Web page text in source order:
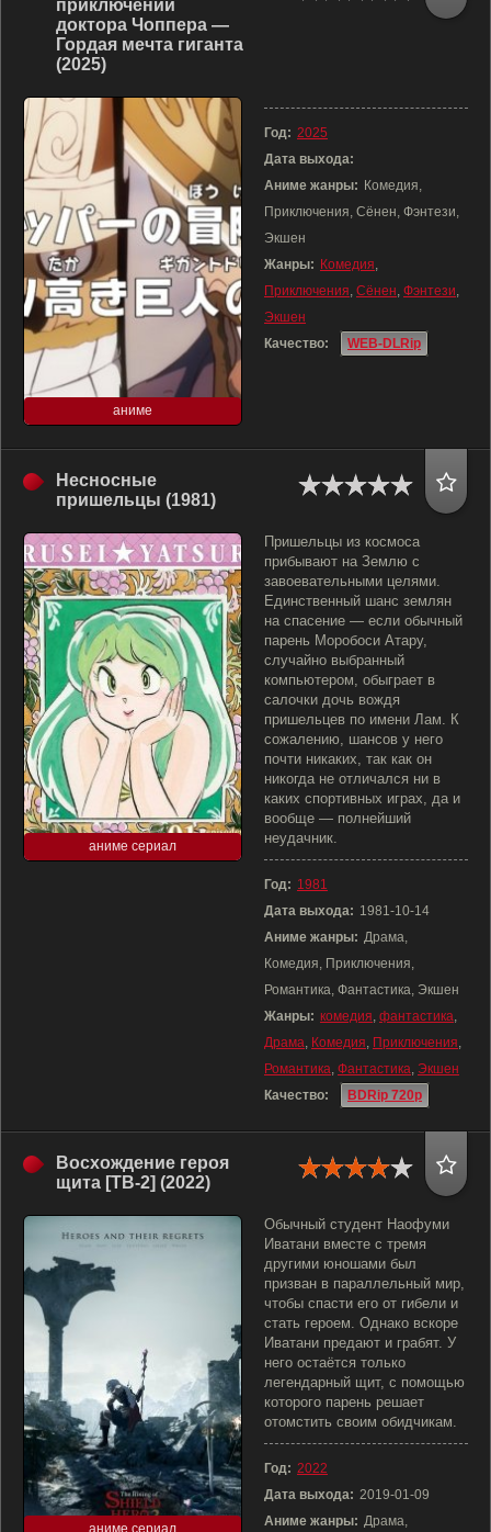
приключений
доктора Чоппера —
Гордая мечта гиганта
(2025)
аниме
Год: 2025
Дата выхода:
Аниме жанры: Комедия,
Приключения, Сёнен, Фэнтези,
Экшен
Жанры: Комедия,
Приключения, Сёнен, Фэнтези,
Экшен
Качество:
WEB-DLRip
Несносные
пришельцы (1981)
аниме сериал
Пришельцы из космоса
прибывают на Землю с
завоевательными целями.
Единственный шанс землян
на спасение — если обычный
парень Моробоси Атару,
случайно выбранный
компьютером, обыграет в
салочки дочь вождя
пришельцев по имени Лам. К
сожалению, шансов у него
почти никаких, так как он
никогда не отличался ни в
каких спортивных играх, да и
вообще — полнейший
неудачник.
Год: 1981
Дата выхода: 1981-10-14
Аниме жанры: Драма,
Комедия, Приключения,
Романтика, Фантастика, Экшен
Жанры: комедия, фантастика,
Драма, Комедия, Приключения,
Романтика, Фантастика, Экшен
Качество:
BDRip 720p
Восхождение героя
щита [ТВ-2] (2022)
аниме сериал
Обычный студент Наофуми
Иватани вместе с тремя
другими юношами был
призван в параллельный мир,
чтобы спасти его от гибели и
стать героем. Однако вскоре
Иватани предают и грабят. У
него остаётся только
легендарный щит, с помощью
которого парень решает
отомстить своим обидчикам.
Год: 2022
Дата выхода: 2019-01-09
Аниме жанры: Драма,